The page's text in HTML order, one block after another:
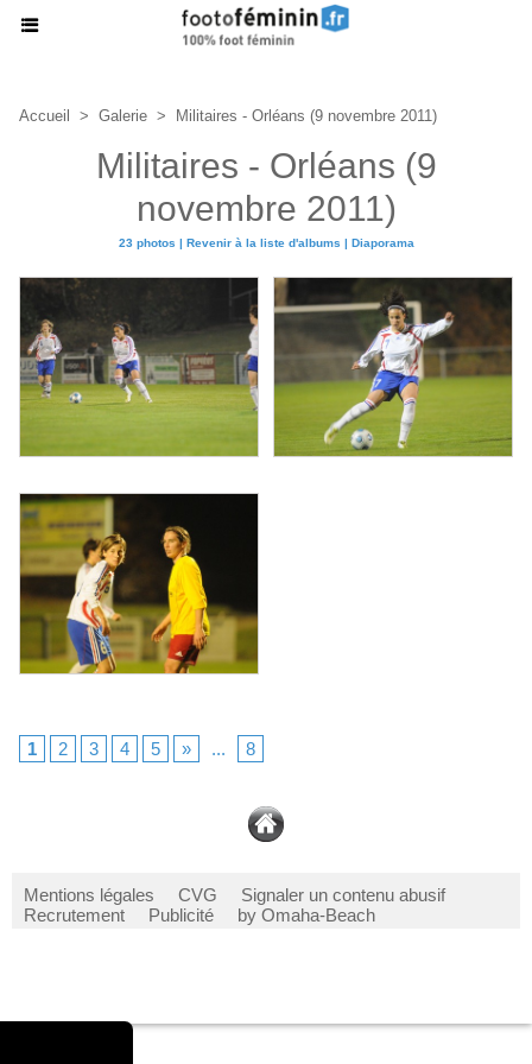
Accueil > Galerie > Militaires - Orléans (9 novembre 2011)
Militaires - Orléans (9
novembre 2011)
23 photos | Revenir à la liste d'albums | Diaporama
1 2 3 4 5 » ... 8
Mentions légales CVG
Signaler un contenu abusif
Recrutement
Publicité by Omaha-Beach